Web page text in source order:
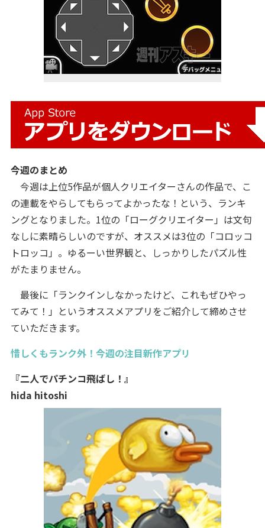
今週のまとめ
今週は上位5作品が個人クリエイターさんの作品で、こ
の連載をやらしてもらってよかったな！という、ランキ
ングとなりました。1位の「ローグクリエイター」は文句
なしに素晴らしいのですが、オススメは3位の「コロッコ
トロッコ」。ゆるーい世界観と、しっかりしたパズル性
がたまりません。
最後に「ランクインしなかったけど、これもぜひやっ
てみて！」というオススメアプリをご紹介して締めさせ
ていただきます。
惜しくもランク外！今週の注目新作アプリ
『二人でパチンコ飛ばし！』
hida hitoshi